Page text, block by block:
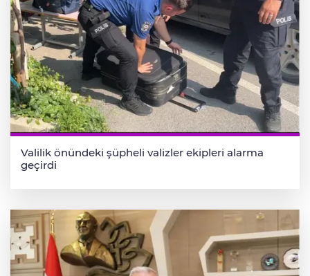
Valilik önündeki şüpheli valizler ekipleri alarma
geçirdi